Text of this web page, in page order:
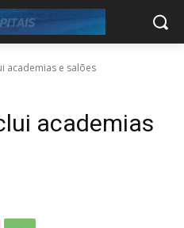
academias e salões
academias